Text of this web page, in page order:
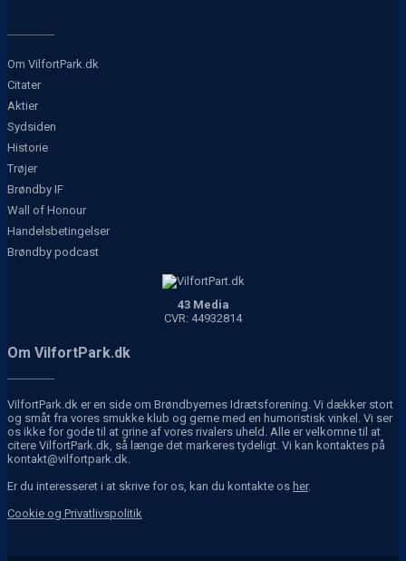
Om VilfortPark.dk
Citater
Aktier
Sydsiden
Historie
Trøjer
Brøndby IF
Wall of Honour
Handelsbetingelser
Brøndby podcast
43 Media
CVR: 44932814
Om VilfortPark.dk
VilfortPark.dk er en side om Brøndbyernes Idrætsforening. Vi dækker stort
og småt fra vores smukke klub og gerne med en humoristisk vinkel. Vi ser
os ikke for gode til at grine af vores rivalers uheld. Alle er velkomne til at
citere VilfortPark.dk, så længe det markeres tydeligt. Vi kan kontaktes på
kontakt@vilfortpark.dk.
Er du interesseret i at skrive for os, kan du kontakte os her.
Cookie og Privatlivspolitik